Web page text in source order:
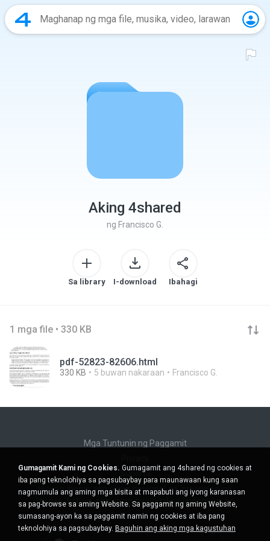
Aking 4shared
ng Francisco G.
Sa library I-download Ibahagi
1 mga file • 330 KB
pdf-52823-82606.html
330 KB 5 buwan nakaraan Francisco G.
Mga Tuntunin ng Paggamit
Suporta
Huwag ibenta ang aking personal na impormasyon
Huwag ibahagi ang aking personal na impormasyon
Gumagamit Kami ng Cookies. Gumagamit ang 4shared ng cookies at
iba pang teknolohiya sa pagsubaybay para maunawaan kung saan
nagmumula ang aming mga bisita at mapabuti ang iyong karanasan
sa pag-browse sa aming Website. Sa paggamit ng aming Website,
sumasang-ayon ka sa paggamit namin ng cookies at iba pang
teknolohiya sa pagsubaybay. Baguhin ang aking mga kagustuhan